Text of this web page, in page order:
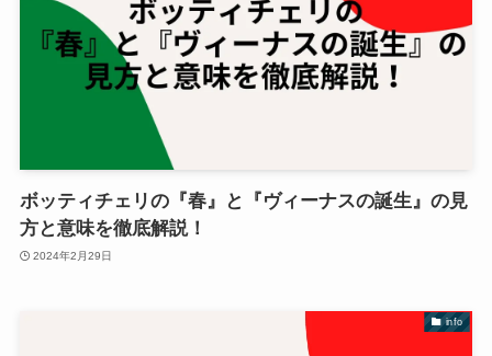
ボッティチェリの『春』と『ヴィーナスの誕生』の見
方と意味を徹底解説！
2024年2月29日
info